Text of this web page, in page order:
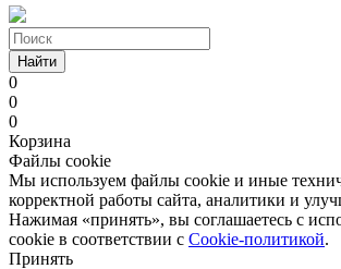
Найти
0
0
0
Корзина
Файлы cookie
Мы используем файлы cookie и иные
корректной работы сайта, аналитики и
Нажимая «принять», вы соглашаетесь с
cookie в соответствии с Cookie-политикой.
Принять